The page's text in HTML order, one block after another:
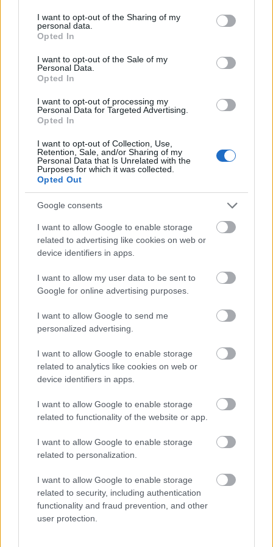
not limited to your visit or usage behaviour. You may click to
grant or deny consent to Google and its third-party tags to
use your data for below specified purposes in below Google
consent section.
I want to opt-out of the Sharing of my
personal data.
Opted In
I want to opt-out of the Sale of my
Personal Data.
Opted In
I want to opt-out of processing my
Personal Data for Targeted Advertising.
Opted In
I want to opt-out of Collection, Use,
Retention, Sale, and/or Sharing of my
Personal Data that Is Unrelated with the
Purposes for which it was collected.
Opted Out
Google consents
I want to allow Google to enable storage
related to advertising like cookies on web or
device identifiers in apps.
I want to allow my user data to be sent to
Google for online advertising purposes.
I want to allow Google to send me
personalized advertising.
I want to allow Google to enable storage
related to analytics like cookies on web or
device identifiers in apps.
I want to allow Google to enable storage
related to functionality of the website or app.
I want to allow Google to enable storage
related to personalization.
I want to allow Google to enable storage
related to security, including authentication
functionality and fraud prevention, and other
user protection.
încredere
Conform zicalei „ochii verzi niciodată să nu-i crezi”,
persoanele cu ochii deschiși la culoare, îndeosebi
conform unuistudiu publicat în anul 2013în Plos
primit mai multe poze ale mai multor persoane din
care au fost nevoite să aleagă cele care inspiră
încredere și bineînțeles, opusul. Se pare că
respondenții au ales ca fiind cele mai de încredere
persoane cele cu ochii negri sau căprui.
Persoanele cu ochii verzi sunt mai predispuse la
dezvoltarea alcoolismului
Desigur că nu este un lucru general valabil, dar
persoanele cu ochii verzi sunt mai predispuse la
dezvolta alcoolismul, la a consuma băuturi
alcoolice fără măsură, conform unuistudiu
publicat în anul 2015în Jurnalul Medical American.
Conform acestui studiu, persoanele cu ochii verzi și